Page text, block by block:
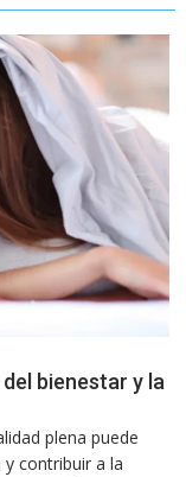
bienestar y la
plena puede
contribuir a la